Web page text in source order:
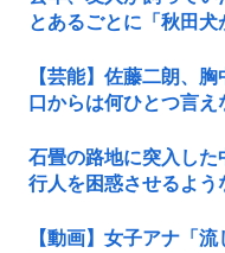
とあるごとに「秋田
【芸能】佐藤二朗、
口からは何ひとつ言
石畳の路地に突入し
行人を困惑させるよ
【動画】女子アナ「